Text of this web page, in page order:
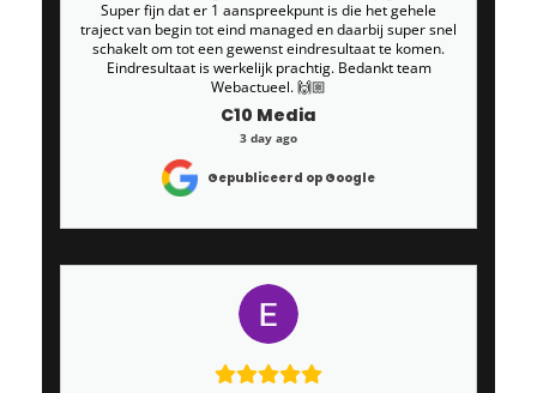
Super fijn dat er 1 aanspreekpunt is die het gehele
traject van begin tot eind managed en daarbij super snel
schakelt om tot een gewenst eindresultaat te komen.
Eindresultaat is werkelijk prachtig. Bedankt team
Webactueel. 🙌🏼
C10 Media
3 day ago
Gepubliceerd op Google